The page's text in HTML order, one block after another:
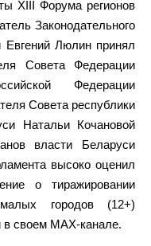
XIII Форума регионов
Законодательного
Евгений Люлин принял
Совета Федерации
Федерации
Совета республики
Натальи Кочановой
власти Беларуси
высоко оценил
о тиражировании
городов (12+)
в своем МАХ-канале.